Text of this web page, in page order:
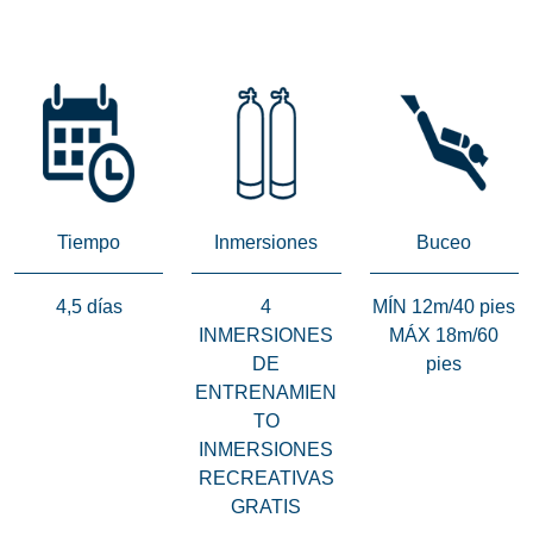
Tiempo
4,5 días
Inmersiones
4
INMERSIONES
DE
ENTRENAMIEN
TO
INMERSIONES
RECREATIVAS
GRATIS
Buceo
MÍN 12m/40 pies
MÁX 18m/60
pies